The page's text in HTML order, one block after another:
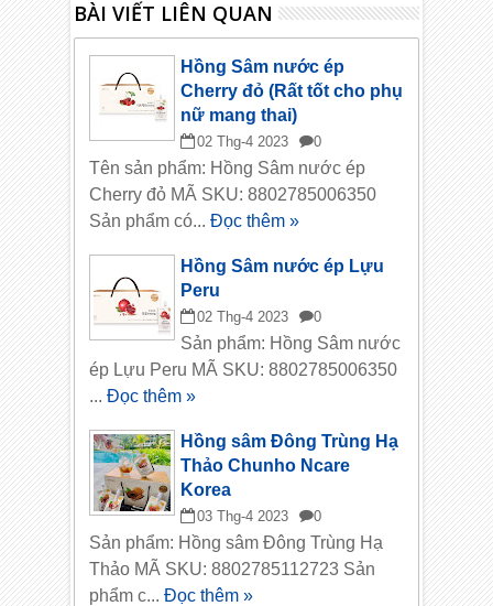
BÀI VIẾT LIÊN QUAN
Hồng Sâm nước ép
Cherry đỏ (Rất tốt cho phụ
nữ mang thai)
02 Thg-4 2023 0
Tên sản phẩm: Hồng Sâm nước ép
Cherry đỏ MÃ SKU: 8802785006350
Sản phẩm có... Đọc thêm »
Hồng Sâm nước ép Lựu
Peru
02 Thg-4 2023 0
Sản phẩm: Hồng Sâm nước
ép Lựu Peru MÃ SKU: 8802785006350
... Đọc thêm »
Hồng sâm Đông Trùng Hạ
Thảo Chunho Ncare
Korea
03 Thg-4 2023 0
Sản phẩm: Hồng sâm Đông Trùng Hạ
Thảo MÃ SKU: 8802785112723 Sản
phẩm c... Đọc thêm »